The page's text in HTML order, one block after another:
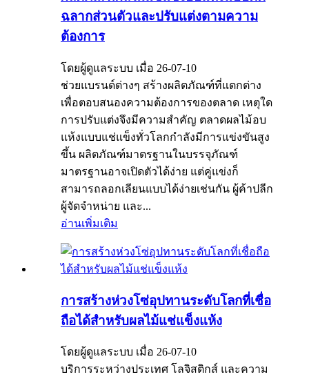
ฉลากส่วนตัวและปรับแต่งตามความ
ต้องการ
โดยผู้ดูแลระบบ เมื่อ 26-07-10
ช่วยแบรนด์ต่างๆ สร้างผลิตภัณฑ์ที่แตกต่าง
เพื่อตอบสนองความต้องการของตลาด เหตุใด
การปรับแต่งจึงมีความสำคัญ ตลาดผลไม้อบ
แห้งแบบแช่แข็งทั่วโลกกำลังมีการแข่งขันสูง
ขึ้น ผลิตภัณฑ์มาตรฐานในบรรจุภัณฑ์
มาตรฐานอาจเปิดตัวได้ง่าย แต่คู่แข่งก็
สามารถลอกเลียนแบบได้ง่ายเช่นกัน ผู้ค้าปลีก
ผู้จัดจำหน่าย และ...
อ่านเพิ่มเติม
การสร้างห่วงโซ่อุปทานระดับโลกที่เชื่อ
ถือได้สำหรับผลไม้แช่แข็งแห้ง
โดยผู้ดูแลระบบ เมื่อ 26-07-10
บริการระหว่างประเทศ โลจิสติกส์ และความ